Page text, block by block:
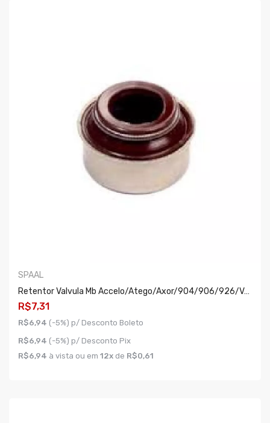
SPAAL
Retentor Valvula Mb Accelo/atego/axor/904/906/926/volvo Fh/ Daily
R$7,31
R$6,94 (-5%) p/ Desconto Boleto
R$6,94 (-5%) p/ Desconto Pix
R$6,94 à vista ou em 12x de R$0,61